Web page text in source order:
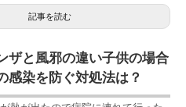
記事を読む
ザと風邪の違い子供の場合
感染を防ぐ対処法は？